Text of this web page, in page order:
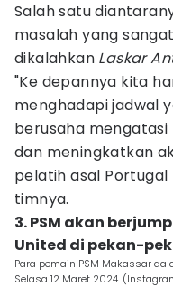
Salah satu
masalah yang
dikalahkan Laskar
"Ke depannya kita
menghadapi jadwal
berusaha
dan meningkatkan
pelatih asal
timnya.
3. PSM akan
United di pekan-
Para pemain PSM Makassar
Selasa 12 Maret 2024.